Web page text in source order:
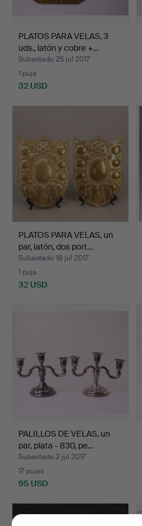
PLATOS PARA VELAS, 3
uds., latón y cobre +…
Subastado 25 jul 2017
1 puja
32 USD
PLATOS PARA VELAS, un
par, latón, dos port…
Subastado 18 jul 2017
1 puja
32 USD
PALILLOS DE VELAS, un
par, plata - 830, pe…
Subastado 2 jul 2017
17 pujas
95 USD